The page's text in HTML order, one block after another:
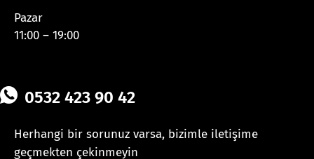
Pazar
11:00 – 19:00
0532 423 90 42
Herhangi bir sorunuz varsa, bizimle iletişime
geçmekten çekinmeyin